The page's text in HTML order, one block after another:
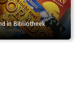
in Bibliotheek